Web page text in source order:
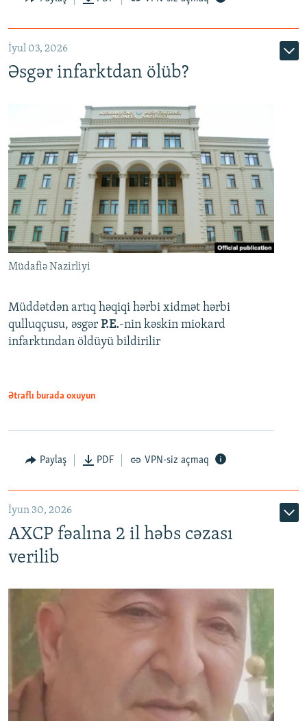
720p 1080p
İyul 03, 2026
Əsgər infarktdan ölüb?
Müdafiə Nazirliyi
Müddətdən artıq həqiqi hərbi xidmət hərbi
qulluqçusu, əsgər P.E.-nin kəskin miokard
infarktından öldüyü bildirilir
Ətraflı burada oxuyun
Paylaş PDF VPN-siz açmaq
İyun 30, 2026
AXCP fəalına 2 il həbs cəzası
verilib